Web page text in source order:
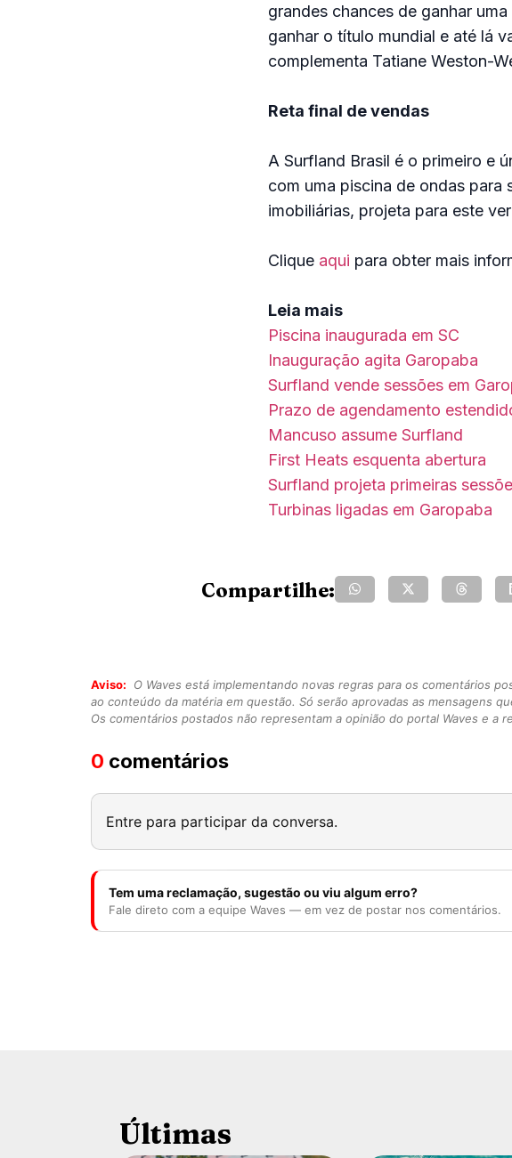
grandes chances de ganhar
ganhar o título mundial e até lá
complementa Tatiane Weston-
Reta final de vendas
A Surfland Brasil é o primeiro e
com uma piscina de ondas
imobiliárias, projeta para este
Clique aqui para obter mais
Leia mais
Piscina inaugurada em SC
Inauguração agita Garopaba
Surfland vende sessões em
Prazo de agendamento
Mancuso assume Surfland
First Heats esquenta abertura
Surfland projeta primeiras
Turbinas ligadas em Garopaba
Compartilhe:
Aviso:
O Waves está implementando novas regras para os comentários
ao conteúdo da matéria em questão. Só serão aprovadas as mensagens
Os comentários postados não representam a opinião do portal Waves e a
0 comentários
Entre para participar da conversa.
Tem uma reclamação, sugestão ou viu algum erro?
Fale direto com a equipe Waves — em vez de postar nos comentários.
Últimas